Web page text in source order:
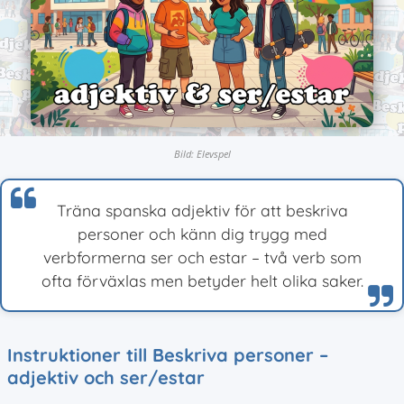
Bild: Elevspel
Träna spanska adjektiv för att beskriva
personer och känn dig trygg med
verbformerna ser och estar – två verb som
ofta förväxlas men betyder helt olika saker.
Instruktioner till Beskriva personer –
adjektiv och ser/estar